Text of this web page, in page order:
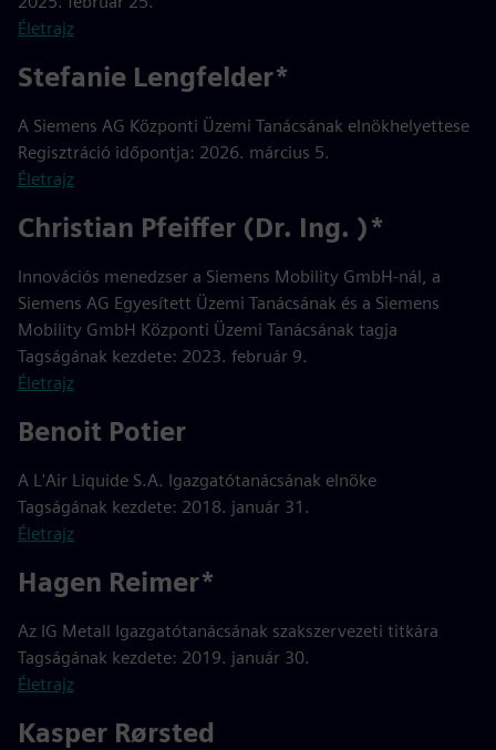
Életrajz
Stefanie Lengfelder*
A Siemens AG Központi Üzemi Tanácsának elnökhelyettese
Regisztráció időpontja: 2026. március 5.
Életrajz
Christian Pfeiffer (Dr. Ing. )*
Innovációs menedzser a Siemens Mobility GmbH-nál, a
Siemens AG Egyesített Üzemi Tanácsának és a Siemens
Mobility GmbH Központi Üzemi Tanácsának tagja
Tagságának kezdete: 2023. február 9.
Életrajz
Benoit Potier
A L'Air Liquide S.A. Igazgatótanácsának elnöke
Tagságának kezdete: 2018. január 31.
Életrajz
Hagen Reimer*
Az IG Metall Igazgatótanácsának szakszervezeti titkára
Tagságának kezdete: 2019. január 30.
Életrajz
Kasper Rørsted